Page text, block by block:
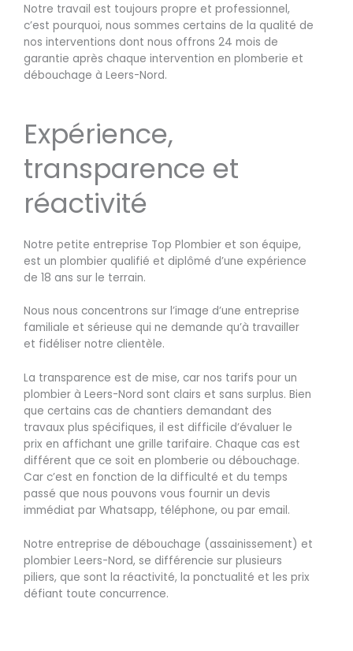
Notre travail est toujours propre et professionnel,
c’est pourquoi, nous sommes certains de la qualité de
nos interventions dont nous offrons 24 mois de
garantie après chaque intervention en plomberie et
débouchage à Leers-Nord.
Expérience,
transparence et
réactivité
Notre petite entreprise Top Plombier et son équipe,
est un plombier qualifié et diplômé d’une expérience
de 18 ans sur le terrain.
Nous nous concentrons sur l’image d’une entreprise
familiale et sérieuse qui ne demande qu’à travailler
et fidéliser notre clientèle.
La transparence est de mise, car nos tarifs pour un
plombier à Leers-Nord sont clairs et sans surplus. Bien
que certains cas de chantiers demandant des
travaux plus spécifiques, il est difficile d’évaluer le
prix en affichant une grille tarifaire. Chaque cas est
différent que ce soit en plomberie ou débouchage.
Car c’est en fonction de la difficulté et du temps
passé que nous pouvons vous fournir un devis
immédiat par Whatsapp, téléphone, ou par email.
Notre entreprise de débouchage (assainissement) et
plombier Leers-Nord, se différencie sur plusieurs
piliers, que sont la réactivité, la ponctualité et les prix
défiant toute concurrence.